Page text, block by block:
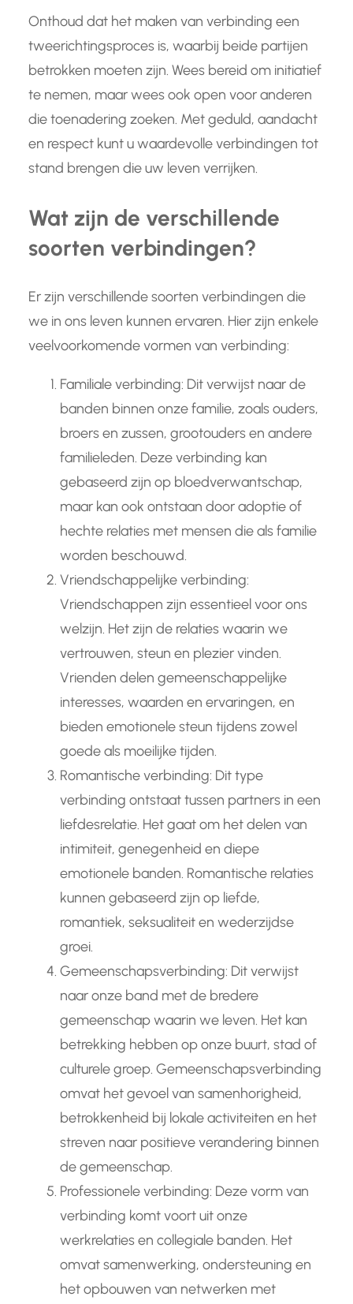
Onthoud dat het maken van verbinding een
tweerichtingsproces is, waarbij beide partijen
betrokken moeten zijn. Wees bereid om initiatief
te nemen, maar wees ook open voor anderen
die toenadering zoeken. Met geduld, aandacht
en respect kunt u waardevolle verbindingen tot
stand brengen die uw leven verrijken.
Wat zijn de verschillende
soorten verbindingen?
Er zijn verschillende soorten verbindingen die
we in ons leven kunnen ervaren. Hier zijn enkele
veelvoorkomende vormen van verbinding:
Familiale verbinding: Dit verwijst naar de
banden binnen onze familie, zoals ouders,
broers en zussen, grootouders en andere
familieleden. Deze verbinding kan
gebaseerd zijn op bloedverwantschap,
maar kan ook ontstaan door adoptie of
hechte relaties met mensen die als familie
worden beschouwd.
Vriendschappelijke verbinding:
Vriendschappen zijn essentieel voor ons
welzijn. Het zijn de relaties waarin we
vertrouwen, steun en plezier vinden.
Vrienden delen gemeenschappelijke
interesses, waarden en ervaringen, en
bieden emotionele steun tijdens zowel
goede als moeilijke tijden.
Romantische verbinding: Dit type
verbinding ontstaat tussen partners in een
liefdesrelatie. Het gaat om het delen van
intimiteit, genegenheid en diepe
emotionele banden. Romantische relaties
kunnen gebaseerd zijn op liefde,
romantiek, seksualiteit en wederzijdse
groei.
Gemeenschapsverbinding: Dit verwijst
naar onze band met de bredere
gemeenschap waarin we leven. Het kan
betrekking hebben op onze buurt, stad of
culturele groep. Gemeenschapsverbinding
omvat het gevoel van samenhorigheid,
betrokkenheid bij lokale activiteiten en het
streven naar positieve verandering binnen
de gemeenschap.
Professionele verbinding: Deze vorm van
verbinding komt voort uit onze
werkrelaties en collegiale banden. Het
omvat samenwerking, ondersteuning en
het opbouwen van netwerken met